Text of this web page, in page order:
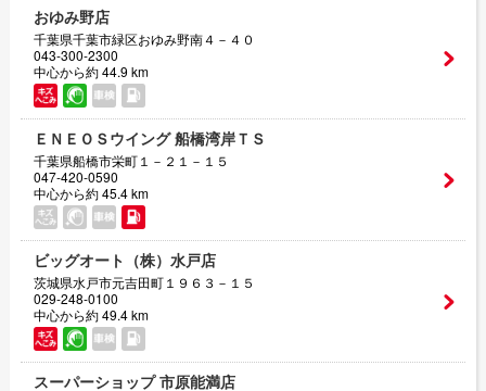
おゆみ野店
千葉県千葉市緑区おゆみ野南４－４０
043-300-2300
中心から約 44.9 km
ＥＮＥＯＳウイング 船橋湾岸ＴＳ
千葉県船橋市栄町１－２１－１５
047-420-0590
中心から約 45.4 km
ビッグオート（株）水戸店
茨城県水戸市元吉田町１９６３－１５
029-248-0100
中心から約 49.4 km
スーパーショップ 市原能満店